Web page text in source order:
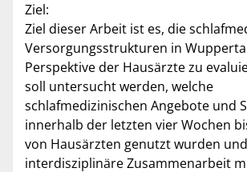
Ziel:
Ziel dieser Arbeit ist es, die
Versorgungsstrukturen in
Perspektive der Hausärzte zu
soll untersucht werden, welche
schlafmedizinischen Angebote und
innerhalb der letzten vier Wochen
von Hausärzten genutzt wurden
interdisziplinäre Zusammenarbeit